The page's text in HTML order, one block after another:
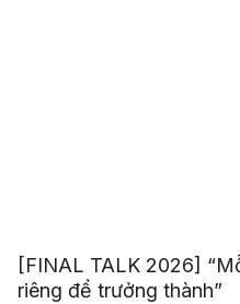
[FINAL TALK 2026]
riêng để trưởng thành”